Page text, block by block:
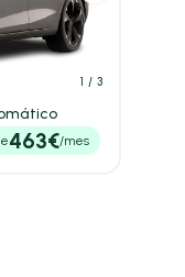
1 / 3
463€/mes